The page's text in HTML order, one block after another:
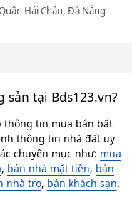
Hải Châu, Đà Nẵng
tại Bds123.vn?
thông tin mua bán bất
thông tin nhà đất uy
chuyên mục như: mua
, bán nhà mặt tiền, bán
nhà trọ, bán khách sạn.